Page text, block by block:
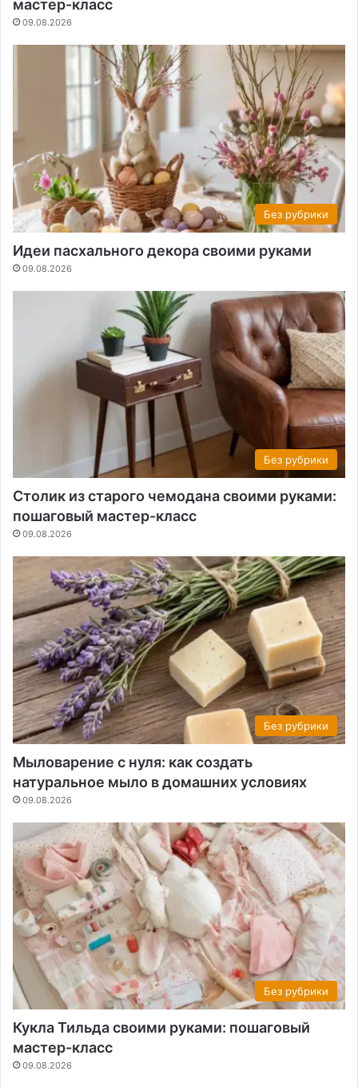
мастер-класс
09.08.2026
Без рубрики
Идеи пасхального декора своими руками
09.08.2026
Без рубрики
Столик из старого чемодана своими руками:
пошаговый мастер-класс
09.08.2026
Без рубрики
Мыловарение с нуля: как создать
натуральное мыло в домашних условиях
09.08.2026
Без рубрики
Кукла Тильда своими руками: пошаговый
мастер-класс
09.08.2026